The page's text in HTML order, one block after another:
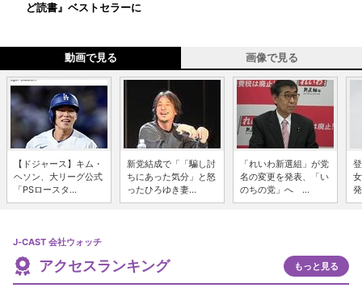
ど読書』ベストセラーに
動画で見る 画像で見る
【ドジャース】キム・
ヘソン、大リーグ公式
「PSロースタ...
新党結成で「「騙し討
ちにあった気分」と怒
ったひろゆき妻...
「れいわ新選組」が党
名の変更を発表、「い
のちの党」へ ...
J-CAST 会社ウォッチ
アクセスランキング もっと見る